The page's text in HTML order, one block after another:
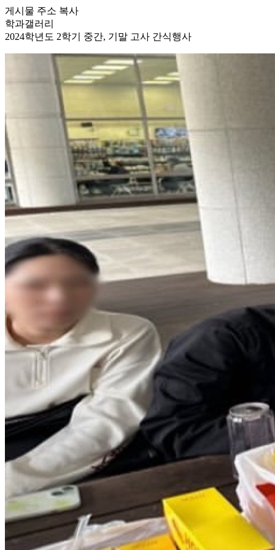
게시물 주소 복사
학과갤러리
2024학년도 2학기 중간, 기말 고사 간식행사